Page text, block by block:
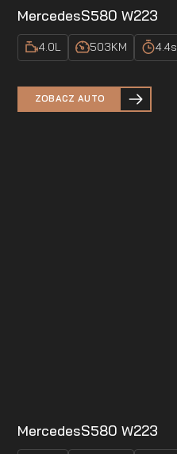
MercedesS580 W223
4.0L 503KM 4.4s
ZOBACZ AUTO
MercedesS580 W223